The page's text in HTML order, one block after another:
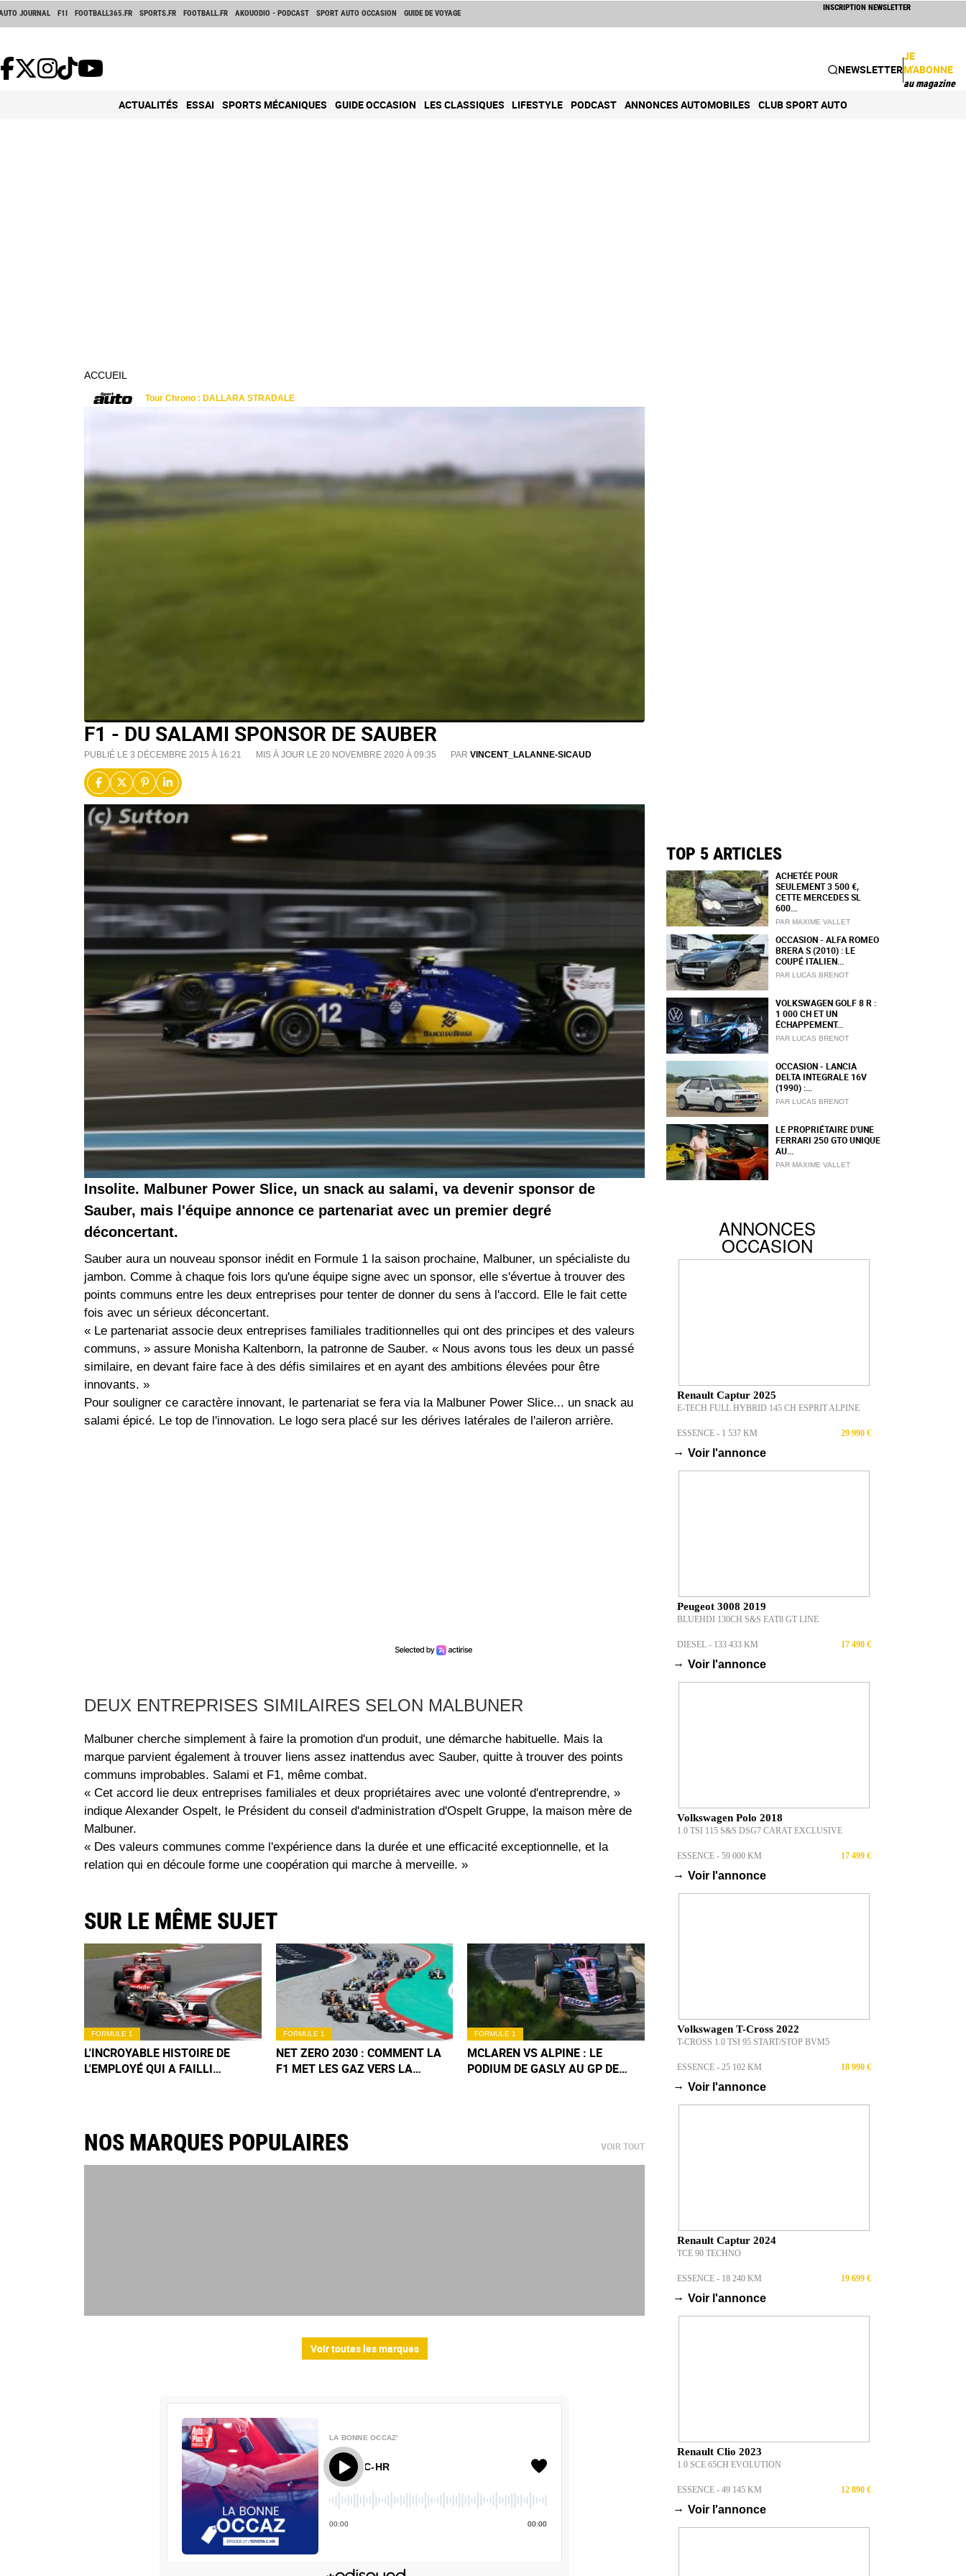
JOURNAL F1I FOOTBALL365.FR SPORTS.FR FOOTBALL.FR AKOUODIO - PODCAST SPORT AUTO OCCASION GUIDE DE VOYAGE
INSCRIPTION NEWSLETTER
NEWSLETTER
JE
M'ABONNE
au magazine
ACTUALITÉS ESSAI SPORTS MÉCANIQUES GUIDE OCCASION LES CLASSIQUES LIFESTYLE PODCAST ANNONCES AUTOMOBILES CLUB SPORT AUTO
ACCUEIL
F1 - DU SALAMI SPONSOR DE SAUBER
PUBLIÉ LE 3 DÉCEMBRE 2015 À 16:21 MIS À JOUR LE 20 NOVEMBRE 2020 À 09:35 PAR VINCENT_LALANNE-SICAUD
Insolite. Malbuner Power Slice, un snack au salami, va devenir sponsor de
Sauber, mais l'équipe annonce ce partenariat avec un premier degré
déconcertant.
Sauber aura un nouveau sponsor inédit en Formule 1 la saison prochaine, Malbuner, un spécialiste du
jambon. Comme à chaque fois lors qu'une équipe signe avec un sponsor, elle s'évertue à trouver des
points communs entre les deux entreprises pour tenter de donner du sens à l'accord. Elle le fait cette
fois avec un sérieux déconcertant.
« Le partenariat associe deux entreprises familiales traditionnelles qui ont des principes et des valeurs
communs, » assure Monisha Kaltenborn, la patronne de Sauber. « Nous avons tous les deux un passé
similaire, en devant faire face à des défis similaires et en ayant des ambitions élevées pour être
innovants. »
Pour souligner ce caractère innovant, le partenariat se fera via la Malbuner Power Slice... un snack au
salami épicé. Le top de l'innovation. Le logo sera placé sur les dérives latérales de l'aileron arrière.
DEUX ENTREPRISES SIMILAIRES SELON MALBUNER
Malbuner cherche simplement à faire la promotion d'un produit, une démarche habituelle. Mais la
marque parvient également à trouver liens assez inattendus avec Sauber, quitte à trouver des points
communs improbables. Salami et F1, même combat.
« Cet accord lie deux entreprises familiales et deux propriétaires avec une volonté d'entreprendre, »
indique Alexander Ospelt, le Président du conseil d'administration d'Ospelt Gruppe, la maison mère de
Malbuner.
« Des valeurs communes comme l'expérience dans la durée et une efficacité exceptionnelle, et la
relation qui en découle forme une coopération qui marche à merveille. »
SUR LE MÊME SUJET
FORMULE 1
L'INCROYABLE HISTOIRE DE
L'EMPLOYÉ QUI A FAILLI
FORMULE 1
NET ZERO 2030 : COMMENT LA
F1 MET LES GAZ VERS LA
FORMULE 1
MCLAREN VS ALPINE : LE
PODIUM DE GASLY AU GP DE
NOS MARQUES POPULAIRES VOIR TOUT
Voir toutes les marques
LA BONNE OCCAZ'
La Bonne Occaz' - Toyota C-HR
00:00 00:00
TOP 5 ARTICLES
ACHETÉE POUR
SEULEMENT 3 500 €,
CETTE MERCEDES SL
600...
PAR MAXIME VALLET
OCCASION - ALFA ROMEO
BRERA S (2010) : LE
COUPÉ ITALIEN...
PAR LUCAS BRENOT
VOLKSWAGEN GOLF 8 R :
1 000 CH ET UN
ÉCHAPPEMENT...
PAR LUCAS BRENOT
OCCASION - LANCIA
DELTA INTEGRALE 16V
(1990) :...
PAR LUCAS BRENOT
LE PROPRIÉTAIRE D'UNE
FERRARI 250 GTO UNIQUE
AU...
PAR MAXIME VALLET
ANNONCES
OCCASION
Renault Captur 2025
E-TECH FULL HYBRID 145 CH ESPRIT ALPINE
ESSENCE - 1 537 KM 29 990 €
→ Voir l'annonce
Peugeot 3008 2019
BLUEHDI 130CH S&S EAT8 GT LINE
DIESEL - 133 433 KM 17 490 €
→ Voir l'annonce
Volkswagen Polo 2018
1.0 TSI 115 S&S DSG7 CARAT EXCLUSIVE
ESSENCE - 59 000 KM 17 499 €
→ Voir l'annonce
Volkswagen T-Cross 2022
T-CROSS 1.0 TSI 95 START/STOP BVM5
ESSENCE - 25 102 KM 18 990 €
→ Voir l'annonce
Renault Captur 2024
TCE 90 TECHNO
ESSENCE - 18 240 KM 19 699 €
→ Voir l'annonce
Renault Clio 2023
1.0 SCE 65CH EVOLUTION
ESSENCE - 49 145 KM 12 890 €
→ Voir l'annonce